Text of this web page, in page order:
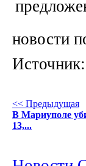
новости
Источник:
<< Предыдущая
В Мариуполе
13,...